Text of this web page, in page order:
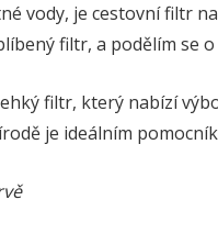
vody, je cestovní filtr
filtr, a podělím se
filtr, který nabízí
je ideálním